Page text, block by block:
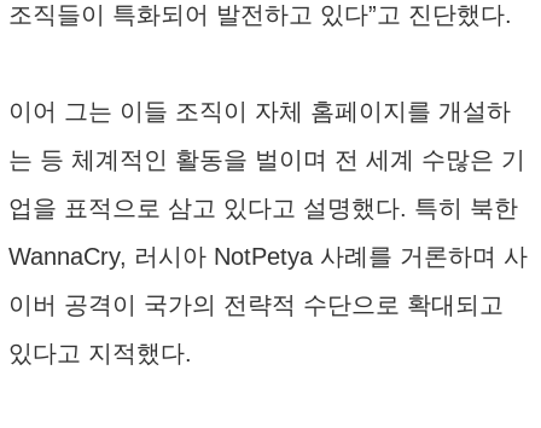
조직들이 특화되어 발전하고 있다”고 진단했다.
이어 그는 이들 조직이 자체 홈페이지를 개설하
는 등 체계적인 활동을 벌이며 전 세계 수많은 기
업을 표적으로 삼고 있다고 설명했다. 특히 북한
WannaCry, 러시아 NotPetya 사례를 거론하며 사
이버 공격이 국가의 전략적 수단으로 확대되고
있다고 지적했다.